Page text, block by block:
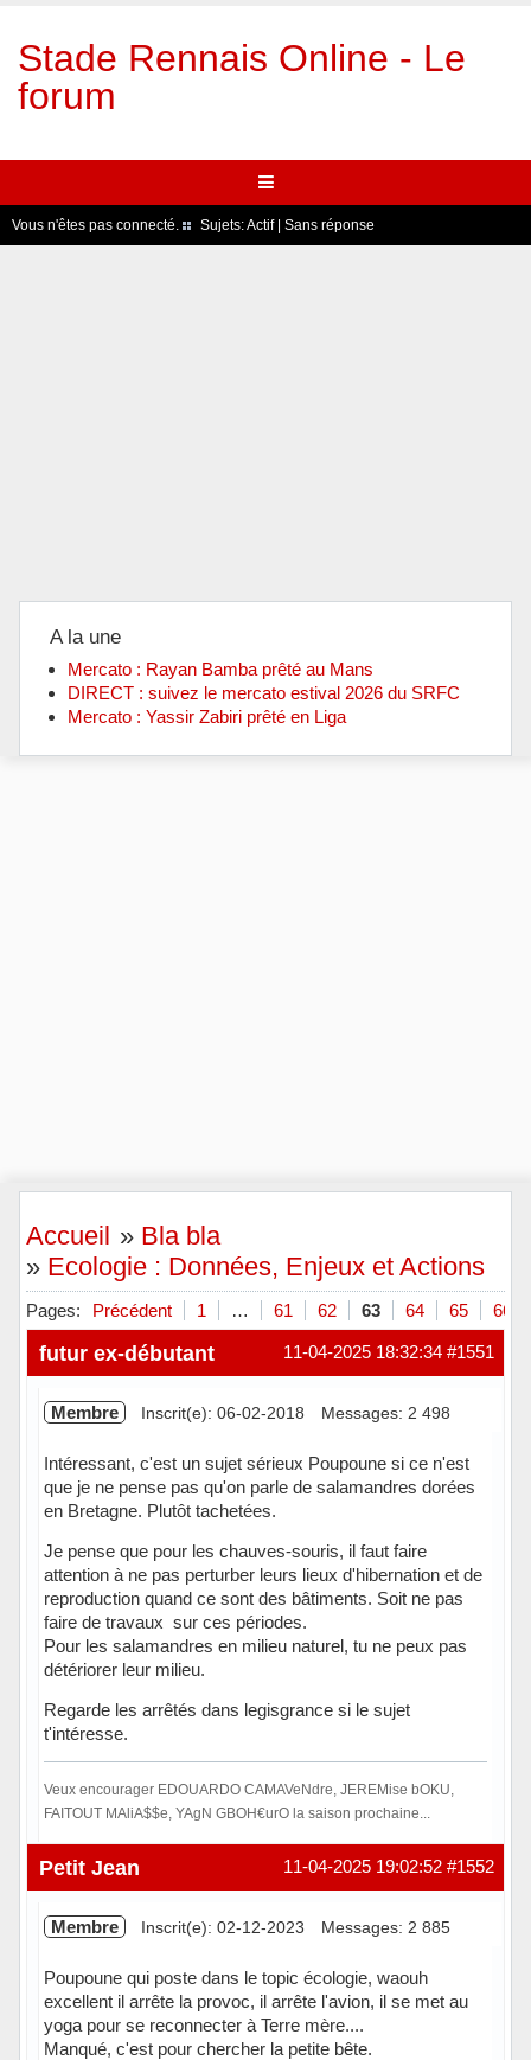
Stade Rennais Online - Le
forum
Vous n'êtes pas connecté. Sujets:Actif| Sans réponse
A la une
Mercato : Rayan Bamba prêté au Mans
DIRECT : suivez le mercato estival 2026 du SRFC
Mercato : Yassir Zabiri prêté en Liga
Accueil » Bla bla
» Ecologie : Données, Enjeux et Actions
Pages: Précédent 1 … 61 62 63 64 65 66
#1551
11-04-2025 18:32:34
futur ex-débutant
Membre Inscrit(e): 06-02-2018 Messages: 2 498
Intéressant, c'est un sujet sérieux Poupoune si ce n'est
que je ne pense pas qu'on parle de salamandres dorées
en Bretagne. Plutôt tachetées.
Je pense que pour les chauves-souris, il faut faire
attention à ne pas perturber leurs lieux d'hibernation et de
reproduction quand ce sont des bâtiments. Soit ne pas
faire de travaux sur ces périodes.
Pour les salamandres en milieu naturel, tu ne peux pas
détériorer leur milieu.
Regarde les arrêtés dans legisgrance si le sujet
t'intéresse.
Veux encourager EDOUARDO CAMAVeNdre, JEREMise bOKU,
FAITOUT MAliA$$e, YAgN GBOH€urO la saison prochaine...
Hors ligne #1552
11-04-2025 19:02:52
Petit Jean
Membre Inscrit(e): 02-12-2023 Messages: 2 885
Poupoune qui poste dans le topic écologie, waouh
excellent il arrête la provoc, il arrête l'avion, il se met au
yoga pour se reconnecter à Terre mère....
Manqué, c'est pour chercher la petite bête.